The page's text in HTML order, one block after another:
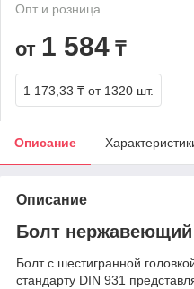
Опт и розница
от 1 584 ₸
1 173,33 ₸ от 1320 шт.
Описание
Описание
Болт нержавеющий
Болт с шестигранной
стандарту DIN 931